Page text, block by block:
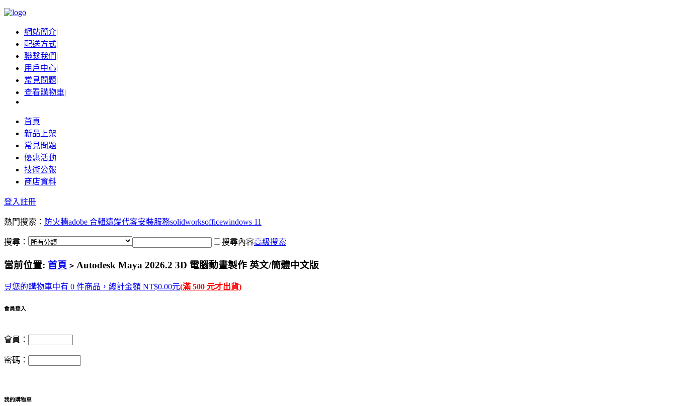
網站簡介|
配送方式|
聯繫我們|
用戶中心|
常見問題|
查看購物車|
首頁
新品上架
常見問題
優惠活動
技術公報
商店資料
登入註冊
熱門搜索： 防火牆adobe 合輯遠端代客安裝服務solidworksofficewindows 11
搜尋： 搜尋內容高級搜索
當前位置: 首頁 > Autodesk Maya 2026.2 3D 電腦動畫製作 英文/簡體中文版
🛒您的購物車中有 0 件商品，總計金額 NT$0.00元(滿 500 元才出貨)
會員登入
會員：
密碼：
我的購物車